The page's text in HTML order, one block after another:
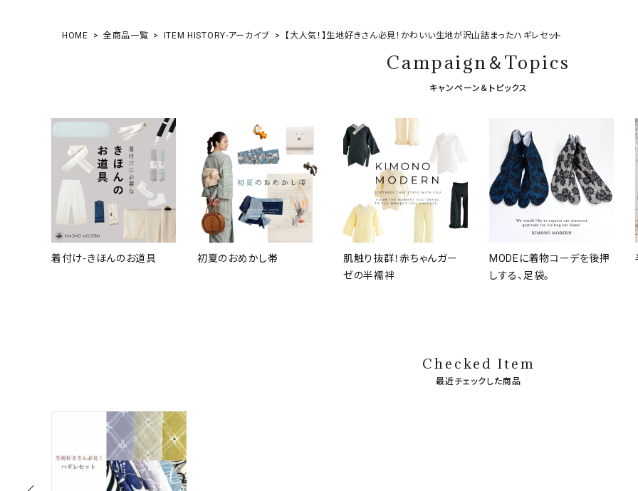
HOME 全商品一覧 ITEM HISTORY-アーカイブ 【大人気！】生地好きさん必見！かわいい生地が沢山詰まったハギレセット
Campaign＆Topics
キャンペーン＆トピックス
着付け-きほんのお道具 初夏のおめかし帯
肌触り抜群！赤ちゃんガー
ゼの半襦袢
MODEに着物コーデを後押
しする、足袋。
Checked Item
最近チェックした商品